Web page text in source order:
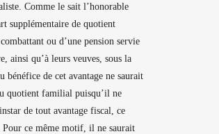
Comme le sait l’honorable
supplémentaire de quotient
ou d’une pension servie
ainsi qu’à leurs veuves, sous la
bénéfice de cet avantage ne saurait
quotient familial puisqu’il ne
de tout avantage fiscal, ce
Pour ce même motif, il ne saurait